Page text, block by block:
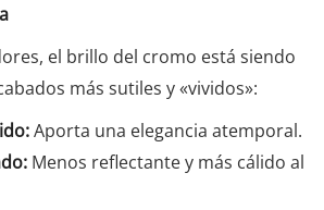
el brillo del cromo está siendo
más sutiles y «vividos»:
Aporta una elegancia atemporal.
Menos reflectante y más cálido al